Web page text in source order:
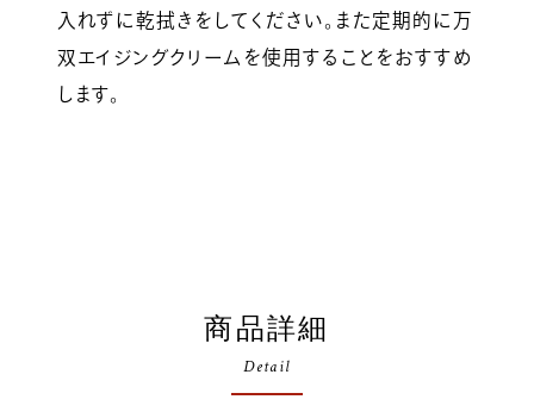
入れずに乾拭きをしてください。また定期的に万
双エイジングクリームを使用することをおすすめ
します。
商品詳細
Detail